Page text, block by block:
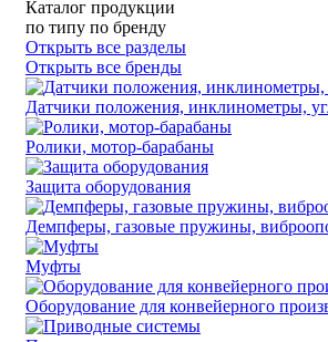
Каталог продукции
по типу по бренду
Открыть все разделы
Открыть все бренды
Датчики положения, инклинометры,
Ролики, мотор-барабаны
Защита оборудования
Демпферы, газовые пружины,
Муфты
Оборудование для конвейерного